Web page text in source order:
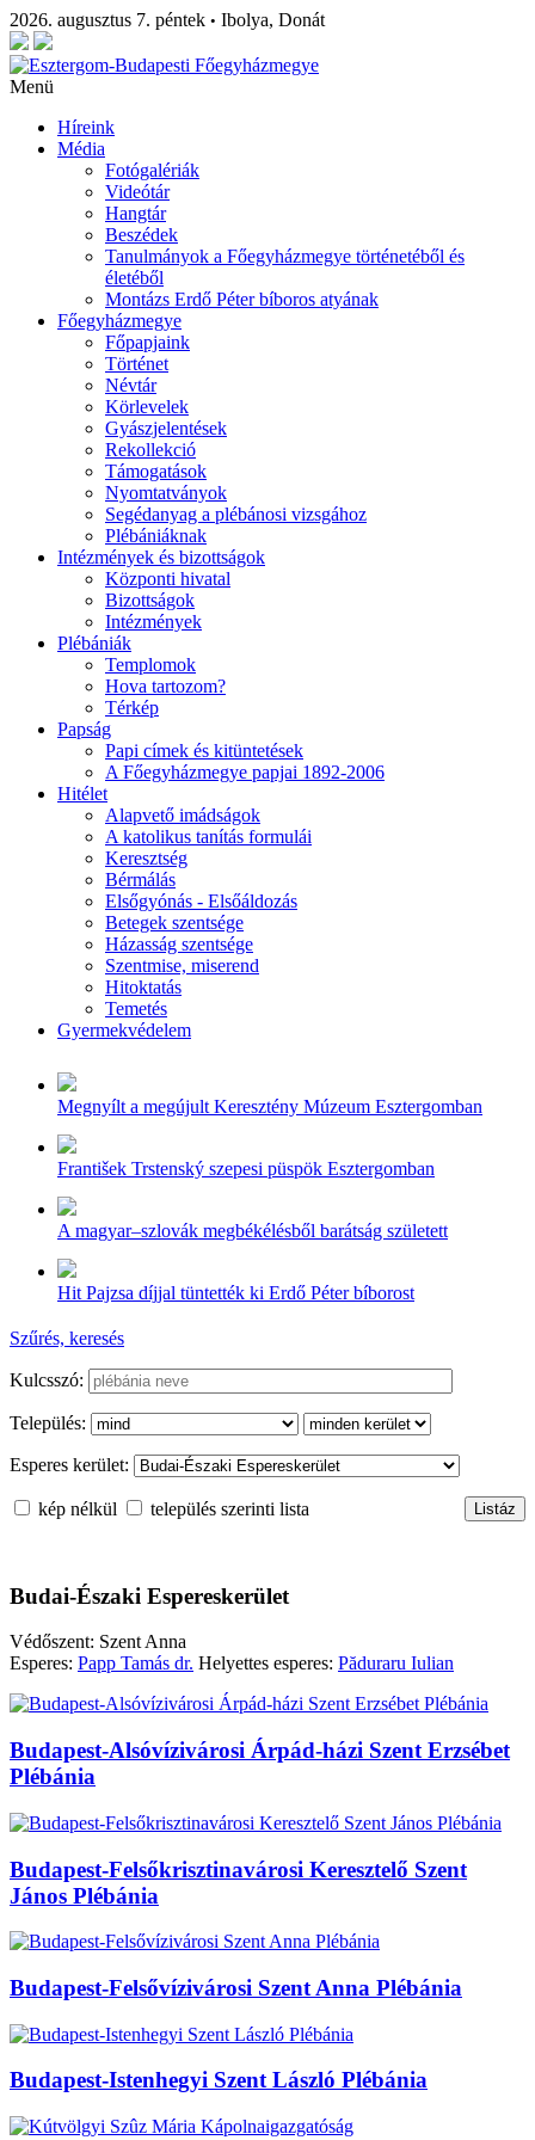
2026. augusztus 7. péntek • Ibolya, Donát
Menü
Híreink
Média
Fotógalériák
Videótár
Hangtár
Beszédek
Tanulmányok a Főegyházmegye történetéből és
életéből
Montázs Erdő Péter bíboros atyának
Főegyházmegye
Főpapjaink
Történet
Névtár
Körlevelek
Gyászjelentések
Rekollekció
Támogatások
Nyomtatványok
Segédanyag a plébánosi vizsgához
Plébániáknak
Intézmények és bizottságok
Központi hivatal
Bizottságok
Intézmények
Plébániák
Templomok
Hova tartozom?
Térkép
Papság
Papi címek és kitüntetések
A Főegyházmegye papjai 1892-2006
Hitélet
Alapvető imádságok
A katolikus tanítás formulái
Keresztség
Bérmálás
Elsőgyónás - Elsőáldozás
Betegek szentsége
Házasság szentsége
Szentmise, miserend
Hitoktatás
Temetés
Gyermekvédelem
Megnyílt a megújult Keresztény Múzeum Esztergomban
František Trstenský szepesi püspök Esztergomban
A magyar–szlovák megbékélésből barátság született
Hit Pajzsa díjjal tüntették ki Erdő Péter bíborost
Szűrés, keresés
Kulcsszó:
Település:
Esperes kerület:
kép nélkül település szerinti lista
Budai-Északi Espereskerület
Védőszent: Szent Anna
Esperes: Papp Tamás dr. Helyettes esperes: Păduraru Iulian
Budapest-Alsóvízivárosi Árpád-házi Szent Erzsébet
Plébánia
Budapest-Felsőkrisztinavárosi Keresztelő Szent
János Plébánia
Budapest-Felsővízivárosi Szent Anna Plébánia
Budapest-Istenhegyi Szent László Plébánia